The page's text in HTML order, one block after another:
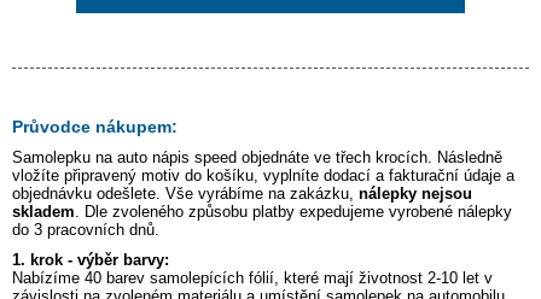
Průvodce nákupem:
Samolepku na auto nápis speed objednáte ve třech krocích. Následně
vložíte připravený motiv do košíku, vyplníte dodací a fakturační údaje a
objednávku odešlete. Vše vyrábíme na zakázku, nálepky nejsou
skladem . Dle zvoleného způsobu platby expedujeme vyrobené nálepky
do 3 pracovních dnů.
1. krok - výběr barvy:
Nabízíme 40 barev samolepících fólií, které mají životnost 2-10 let v